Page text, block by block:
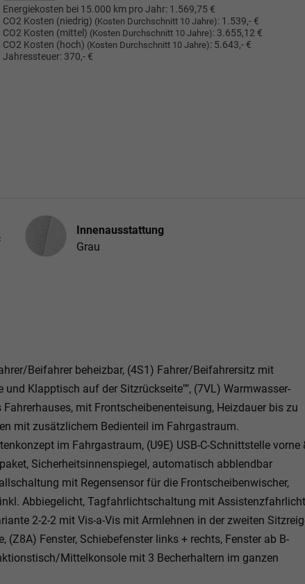
Energiekosten bei 15.000 km pro Jahr: 1.569,75 €
CO2 Kosten (niedrig) (Kosten Durchschnitt 10 Jahre): 1.539,- €
CO2 Kosten (mittel) (Kosten Durchschnitt 10 Jahre): 3.655,12 €
CO2 Kosten (hoch) (Kosten Durchschnitt 10 Jahre): 5.643,- €
Jahressteuer: 370,- €
Innenausstattung
Innenausstattung
Grau
Beifahrer beheizbar, (4S1) Fahrer/Beifahrersitz mit
Klapptisch auf der Sitzrückseite"", (7VL) Warmwasser-
mit Frontscheibenenteisung, Heizdauer bis zu
mit zusätzlichem Bedienteil im Fahrgastraum.
im Fahrgastraum, (U9E) USB-C-Schnittstelle vorne
Sicherheitsinnenspiegel, automatisch abblendbar
mit Regensensor für die Frontscheibenwischer,
Abbiegelicht, Tagfahrlichtschaltung mit Assistenzfahrlicht
2-2-2 mit Vis-a-Vis mit Armlehnen in der zweiten
Fenster, Schiebefenster links + rechts, Fenster ab B-
Mittelkonsole mit 3 Becherhaltern im ganzen